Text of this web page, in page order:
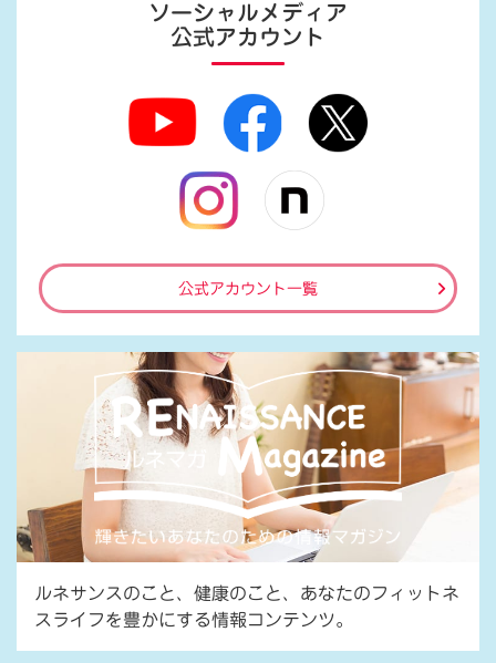
ソーシャルメディア
公式アカウント
公式アカウント一覧
ルネサンスのこと、健康のこと、あなたのフィットネ
スライフを豊かにする情報コンテンツ。